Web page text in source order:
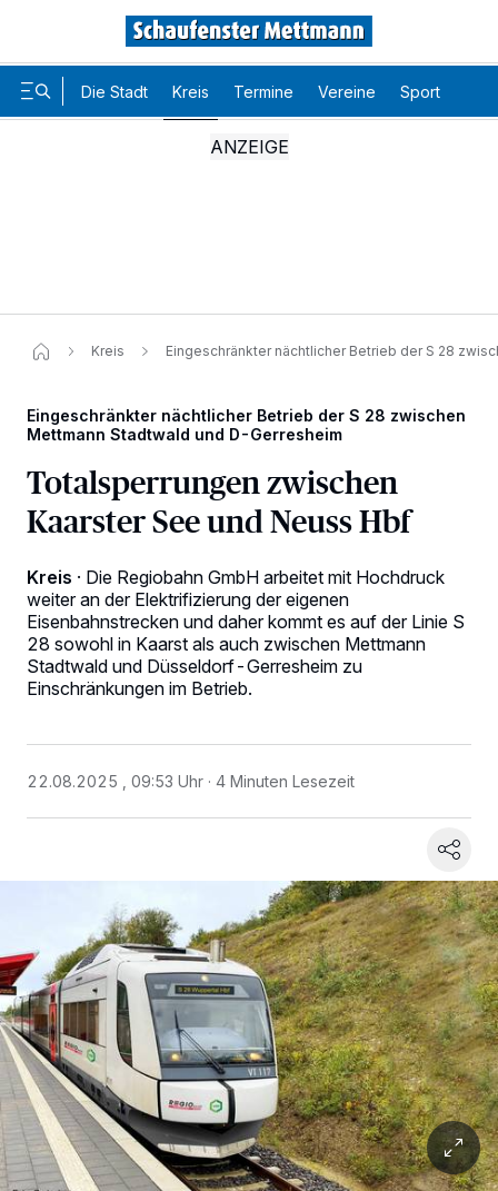
Die Stadt Kreis Termine Vereine Sport
Kreis Eingeschränkter nächtlicher Betrieb der S 28
Eingeschränkter nächtlicher Betrieb der S 28 zwischen
Mettmann Stadtwald und D-Gerresheim
Totalsperrungen zwischen
Kaarster See und Neuss Hbf
Kreis · Die Regiobahn GmbH arbeitet mit Hochdruck
weiter an der Elektrifizierung der eigenen
Eisenbahnstrecken und daher kommt es auf der Linie S
28 sowohl in Kaarst als auch zwischen Mettmann
Stadtwald und Düsseldorf-Gerresheim zu
Einschränkungen im Betrieb.
22.08.2025 , 09:53 Uhr 4 Minuten Lesezeit
Wir und unsere218
-Partner speichern und greifen auf
personenbezogene Daten wie Browserdaten oder eindeutige
Kennungen auf Ihrem Gerät zu. Durch Auswahl von OK aktivieren Sie
Tracking-Technologien für die unter „Wir und unsere Partner
verarbeiten Daten, um Ihnen Dienste bereitzustellen“ aufgeführten
Zwecke. Wenn Tracker deaktiviert sind, sind manche Inhalte und
Anzeigen möglicherweise nicht mehr so relevant für Sie. Sie können